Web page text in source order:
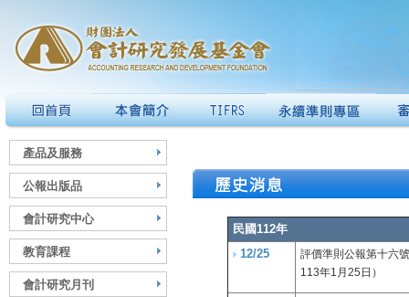
產品及服務
公報出版品
會計研究中心
教育課程
會計研究月刊
民國112年
12/25
評價準則公報第十六
113年1月25日）